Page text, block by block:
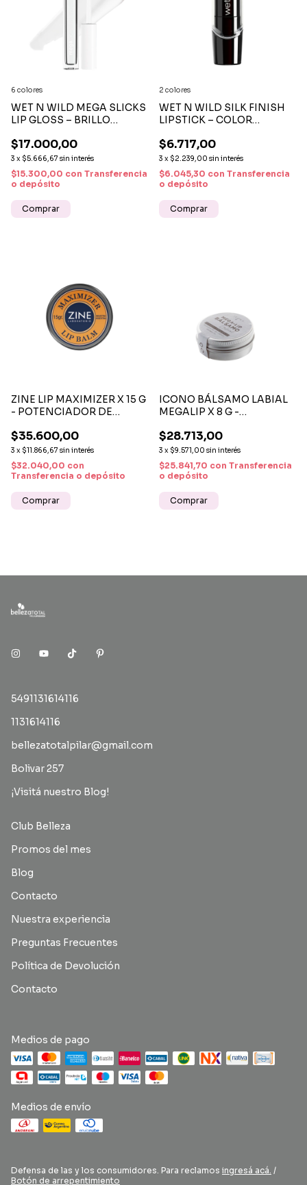
WET N WILD MEGA SLICKS
LIP GLOSS – BRILLO
HIDRATACIÓN INTENSA
$17.000,00
3 x $5.666,67 sin interés
$15.300,00 con Transferencia
o depósito
6 colores
Comprar
WET N WILD SILK FINISH
LIPSTICK – COLOR
PREMIUM A UN PRECIO
INCREÍBLE
$6.717,00
3 x $2.239,00 sin interés
$6.045,30 con Transferencia
o depósito
2 colores
Comprar
ZINE LIP MAXIMIZER X 15 G
- POTENCIADOR DE
NATURAL E HIDRATACIÓN
INTENSA
$35.600,00
3 x $11.866,67 sin interés
$32.040,00 con
Transferencia o depósito
ICONO BÁLSAMO LABIAL
MEGALIP X 8 G -
REPARADOR INTENSIVO
PARA LABIOS SECOS
$28.713,00
3 x $9.571,00 sin interés
$25.841,70 con Transferencia
o depósito
5491131614116
1131614116
bellezatotalpilar@gmail.com
Bolivar 257
¡Visitá nuestro Blog!
Club Belleza
Promos del mes
Blog
Contacto
Nuestra experiencia
Preguntas Frecuentes
Política de Devolución
Contacto
Medios de pago
Medios de envío
Defensa de las y los consumidores. Para reclamos ingresá acá. /
Botón de arrepentimiento